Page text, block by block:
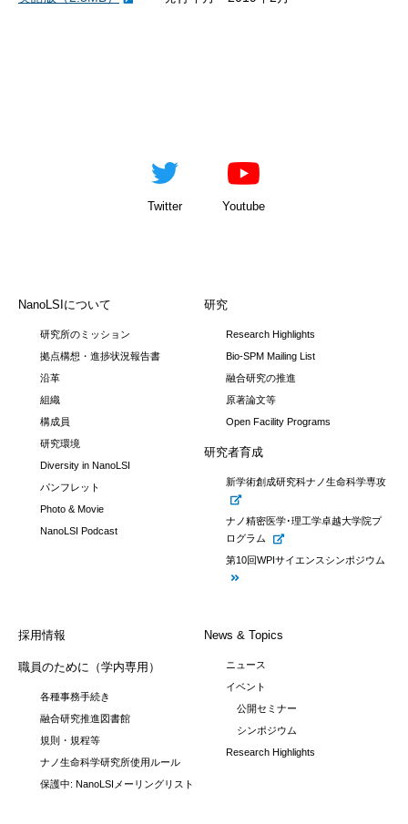
Twitter Youtube
NanoLSIについて
研究所のミッション
拠点構想・進捗状況報告書
沿革
組織
構成員
研究環境
Diversity in NanoLSI
パンフレット
Photo & Movie
NanoLSI Podcast
研究
Research Highlights
Bio-SPM Mailing List
融合研究の推進
原著論文等
Open Facility Programs
研究者育成
新学術創成研究科ナノ生命科学専攻
ナノ精密医学･理工学卓越大学院プ
ログラム
第10回WPIサイエンスシンポジウム
採用情報
職員のために（学内専用）
各種事務手続き
融合研究推進図書館
規則・規程等
ナノ生命科学研究所使用ルール
保護中: NanoLSIメーリングリスト
News & Topics
ニュース
イベント
公開セミナー
シンポジウム
Research Highlights